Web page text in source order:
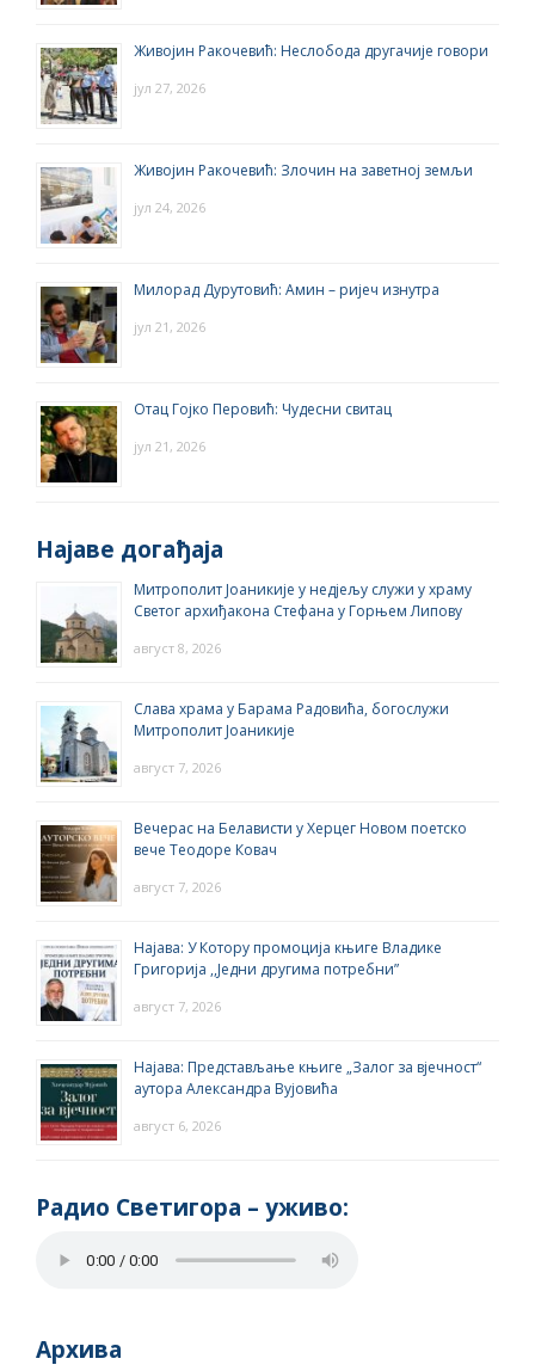
Живојин Ракочевић: Неслобода другачије говори
јул 27, 2026
Живојин Ракочевић: Злочин на заветној земљи
јул 24, 2026
Милорад Дурутовић: Амин – ријеч изнутра
јул 21, 2026
Отац Гојко Перовић: Чудесни свитац
јул 21, 2026
Најаве догађаја
Митрополит Јоаникије у недјељу служи у храму
Светог архиђакона Стефана у Горњем Липову
август 8, 2026
Слава храма у Барама Радовића, богослужи
Митрополит Јоаникије
август 7, 2026
Вечерас на Белависти у Херцег Новом поетско
вече Теодоре Ковач
август 7, 2026
Најава: У Котору промоција књиге Владике
Григорија ,,Једни другима потребни”
август 7, 2026
Најава: Представљање књиге „Залог за вјечност“
аутора Александра Вујовића
август 6, 2026
Радио Светигора – yживо:
Архива